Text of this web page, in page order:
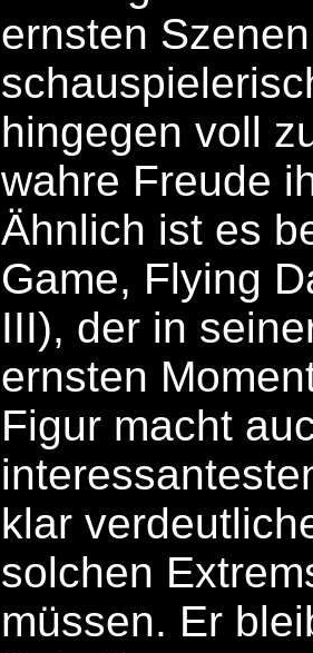
ernsten
hingegen voll
wahre Freude
Ähnlich ist es
Game, Flying
III), der in
ernsten
Figur macht
klar
solchen
müssen. Er